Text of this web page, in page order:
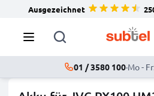
Ausgezeichnet
01 / 3580 100·Mo -